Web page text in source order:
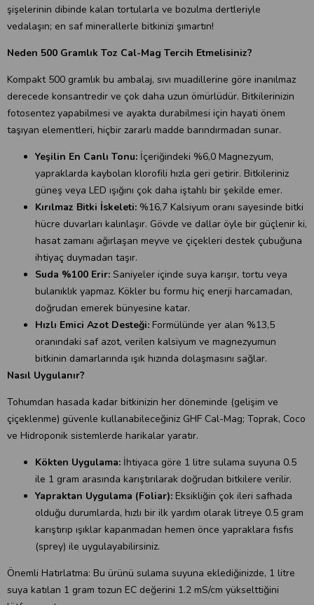
şişelerinin dibinde kalan tortularla ve bozulma dertleriyle
vedalaşın; en saf minerallerle bitkinizi şımartın!
Neden 500 Gramlık Toz Cal-Mag Tercih Etmelisiniz?
Kompakt 500 gramlık bu ambalaj, sıvı muadillerine göre inanılmaz
derecede konsantredir ve çok daha uzun ömürlüdür. Bitkilerinizin
fotosentez yapabilmesi ve ayakta durabilmesi için hayati önem
taşıyan elementleri, hiçbir zararlı madde barındırmadan sunar.
Yeşilin En Canlı Tonu: İçeriğindeki %6,0 Magnezyum,
yapraklarda kaybolan klorofili hızla geri getirir. Bitkileriniz
güneş veya LED ışığını çok daha iştahlı bir şekilde emer.
Kırılmaz Bitki İskeleti: %16,7 Kalsiyum oranı sayesinde bitki
hücre duvarları kalınlaşır. Gövde ve dallar öyle bir güçlenir ki,
hasat zamanı ağırlaşan meyve ve çiçekleri destek çubuğuna
ihtiyaç duymadan taşır.
Suda %100 Erir: Saniyeler içinde suya karışır, tortu veya
bulanıklık yapmaz. Kökler bu formu hiç enerji harcamadan,
doğrudan emerek bünyesine katar.
Hızlı Emici Azot Desteği: Formülünde yer alan %13,5
oranındaki saf azot, verilen kalsiyum ve magnezyumun
bitkinin damarlarında ışık hızında dolaşmasını sağlar.
Nasıl Uygulanır?
Tohumdan hasada kadar bitkinizin her döneminde (gelişim ve
çiçeklenme) güvenle kullanabileceğiniz GHF Cal-Mag; Toprak, Coco
ve Hidroponik sistemlerde harikalar yaratır.
Kökten Uygulama: İhtiyaca göre 1 litre sulama suyuna 0.5
ile 1 gram arasında karıştırılarak doğrudan bitkilere verilir.
Yapraktan Uygulama (Foliar): Eksikliğin çok ileri safhada
olduğu durumlarda, hızlı bir ilk yardım olarak litreye 0.5 gram
karıştırıp ışıklar kapanmadan hemen önce yapraklara fısfıs
(sprey) ile uygulayabilirsiniz.
Önemli Hatırlatma: Bu ürünü sulama suyuna eklediğinizde, 1 litre
suya katılan 1 gram tozun EC değerini 1.2 mS/cm yükselttiğini